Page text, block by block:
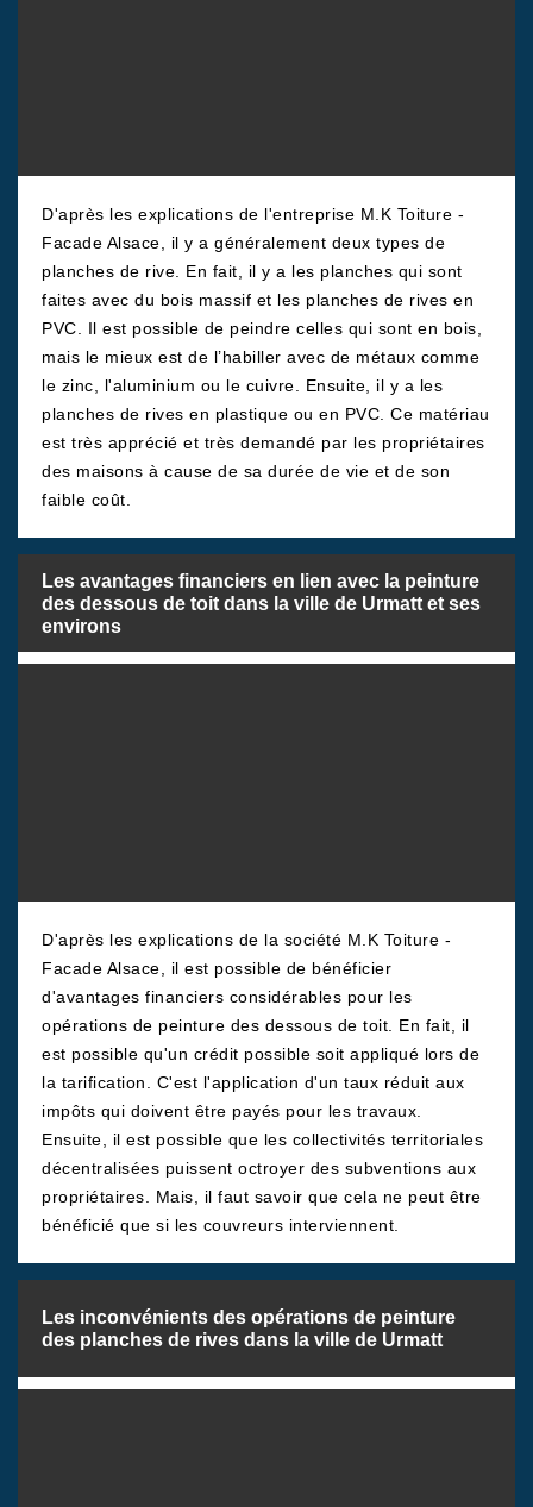
D'après les explications de l'entreprise M.K Toiture -
Facade Alsace, il y a généralement deux types de
planches de rive. En fait, il y a les planches qui sont
faites avec du bois massif et les planches de rives en
PVC. Il est possible de peindre celles qui sont en bois,
mais le mieux est de l’habiller avec de métaux comme
le zinc, l'aluminium ou le cuivre. Ensuite, il y a les
planches de rives en plastique ou en PVC. Ce matériau
est très apprécié et très demandé par les propriétaires
des maisons à cause de sa durée de vie et de son
faible coût.
Les avantages financiers en lien avec la peinture
des dessous de toit dans la ville de Urmatt et ses
environs
D'après les explications de la société M.K Toiture -
Facade Alsace, il est possible de bénéficier
d'avantages financiers considérables pour les
opérations de peinture des dessous de toit. En fait, il
est possible qu'un crédit possible soit appliqué lors de
la tarification. C'est l'application d'un taux réduit aux
impôts qui doivent être payés pour les travaux.
Ensuite, il est possible que les collectivités territoriales
décentralisées puissent octroyer des subventions aux
propriétaires. Mais, il faut savoir que cela ne peut être
bénéficié que si les couvreurs interviennent.
Les inconvénients des opérations de peinture
des planches de rives dans la ville de Urmatt